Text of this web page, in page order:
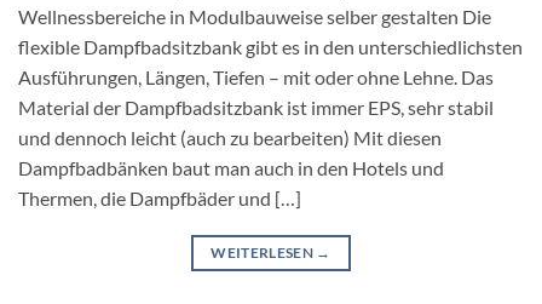
Wellnessbereiche in Modulbauweise selber gestalten Die
flexible Dampfbadsitzbank gibt es in den unterschiedlichsten
Ausführungen, Längen, Tiefen – mit oder ohne Lehne. Das
Material der Dampfbadsitzbank ist immer EPS, sehr stabil
und dennoch leicht (auch zu bearbeiten) Mit diesen
Dampfbadbänken baut man auch in den Hotels und
Thermen, die Dampfbäder und […]
WEITERLESEN →